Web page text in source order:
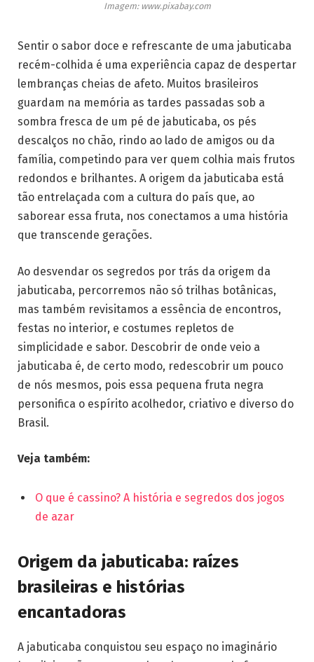
Imagem: www.pixabay.com
Sentir o sabor doce e refrescante de uma jabuticaba
recém-colhida é uma experiência capaz de despertar
lembranças cheias de afeto. Muitos brasileiros
guardam na memória as tardes passadas sob a
sombra fresca de um pé de jabuticaba, os pés
descalços no chão, rindo ao lado de amigos ou da
família, competindo para ver quem colhia mais frutos
redondos e brilhantes. A origem da jabuticaba está
tão entrelaçada com a cultura do país que, ao
saborear essa fruta, nos conectamos a uma história
que transcende gerações.
Ao desvendar os segredos por trás da origem da
jabuticaba, percorremos não só trilhas botânicas,
mas também revisitamos a essência de encontros,
festas no interior, e costumes repletos de
simplicidade e sabor. Descobrir de onde veio a
jabuticaba é, de certo modo, redescobrir um pouco
de nós mesmos, pois essa pequena fruta negra
personifica o espírito acolhedor, criativo e diverso do
Brasil.
Veja também:
O que é cassino? A história e segredos dos jogos
de azar
Origem da jabuticaba: raízes
brasileiras e histórias
encantadoras
A jabuticaba conquistou seu espaço no imaginário